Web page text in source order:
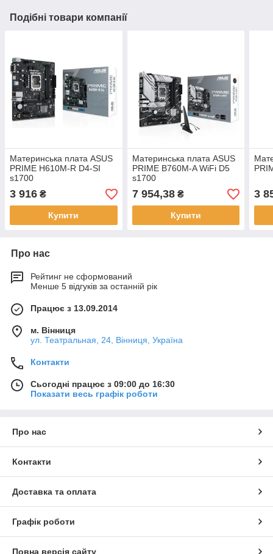
Подібні товари компанії
Материнська плата ASUS
PRIME H610M-R D4-SI
s1700
3 916 ₴
Купити
Материнська плата ASUS
PRIME B760M-A WiFi D5
s1700
7 954,38₴
Купити
3
Про нас
Рейтинг не сформований
Менше 5 відгуків за останній рік
Працює з 13.09.2014
м. Вінниця
ул. Театральная, 24, Вінниця, Україна
Контакти
Сьогодні працює з 09:00 до 16:30
Показати весь графік роботи
Про нас
Контакти
Доставка та оплата
Графік роботи
Повна версія сайту